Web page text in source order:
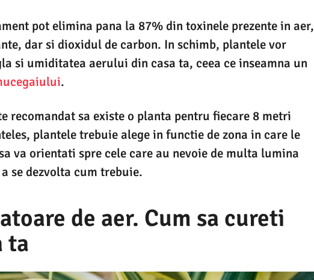
pot elimina pana la 87% din toxinele prezente in aer,
dar si dioxidul de carbon. In schimb, plantele vor
si umiditatea aerului din casa ta, ceea ce inseamna un
.
recomandat sa existe o planta pentru fiecare 8 metri
plantele trebuie alege in functie de zona in care le
va orientati spre cele care au nevoie de multa lumina
se dezvolta cum trebuie.
de aer. Cum sa cureti
ta